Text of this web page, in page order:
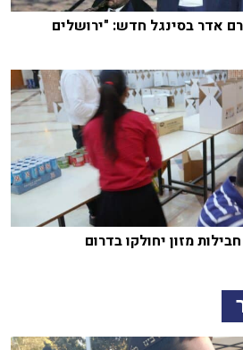
אדר בסינגל חדש: "ירושלים